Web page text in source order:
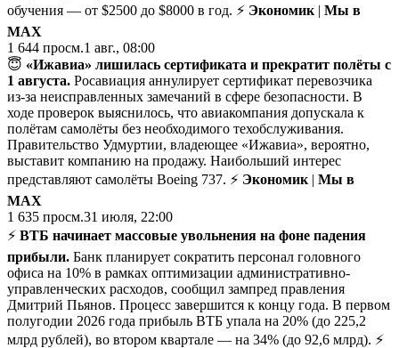
обучения — от $2500 до $8000 в год. ⚡ Экономик | Мы в
MAX
1 644 просм.1 авг., 08:00
😇 «Ижавиа» лишилась сертификата и прекратит полёты с
1 августа. Росавиация аннулирует сертификат перевозчика
из-за неисправленных замечаний в сфере безопасности. В
ходе проверок выяснилось, что авиакомпания допускала к
полётам самолёты без необходимого техобслуживания.
Правительство Удмуртии, владеющее «Ижавиа», вероятно,
выставит компанию на продажу. Наибольший интерес
представляют самолёты Boeing 737. ⚡ Экономик | Мы в
MAX
1 635 просм.31 июля, 22:00
⚡️ ВТБ начинает массовые увольнения на фоне падения
прибыли. Банк планирует сократить персонал головного
офиса на 10% в рамках оптимизации административно-
управленческих расходов, сообщил зампред правления
Дмитрий Пьянов. Процесс завершится к концу года. В первом
полугодии 2026 года прибыль ВТБ упала на 20% (до 225,2
млрд рублей), во втором квартале — на 34% (до 92,6 млрд). ⚡